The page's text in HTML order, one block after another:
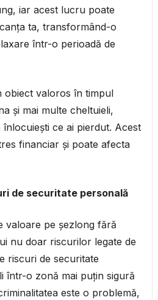
iar acest lucru poate
ta, transformând-o
într-o perioadă de
obiect valoros în timpul
și mai multe cheltuieli,
ce ai pierdut. Acest
financiar și poate afecta
de securitate personală
valoare pe șezlong fără
nu doar riscurilor legate de
riscuri de securitate
într-o zonă mai puțin sigură
este o problemă,